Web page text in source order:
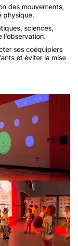
des mouvements,
physique.
sciences,
ses coéquipiers
et éviter la mise